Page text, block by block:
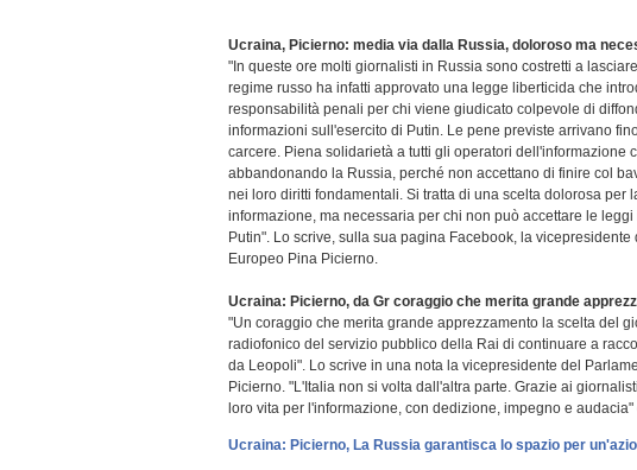
Ucraina, Picierno: media via dalla Russia, doloroso ma
"In queste ore molti giornalisti in Russia sono costretti a lasciare
regime russo ha infatti approvato una legge liberticida che
responsabilità penali per chi viene giudicato colpevole di
informazioni sull'esercito di Putin. Le pene previste arrivano
carcere. Piena solidarietà a tutti gli operatori dell'informazione
abbandonando la Russia, perché non accettano di finire col
nei loro diritti fondamentali. Si tratta di una scelta dolorosa per
informazione, ma necessaria per chi non può accettare le
Putin". Lo scrive, sulla sua pagina Facebook, la vicepresidente
Europeo Pina Picierno.
Ucraina: Picierno, da Gr coraggio che merita grande
"Un coraggio che merita grande apprezzamento la scelta del
radiofonico del servizio pubblico della Rai di continuare a
da Leopoli". Lo scrive in una nota la vicepresidente del
Picierno. "L'Italia non si volta dall'altra parte. Grazie ai
loro vita per l'informazione, con dedizione, impegno e
Ucraina: Picierno, La Russia garantisca lo spazio per